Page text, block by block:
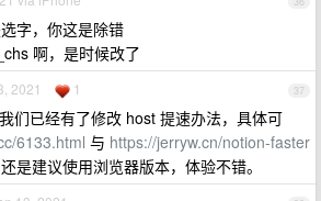
字，你这是除错
啊，是时候改了
37
2021 1
们已经有了修改 host 提速办法，具体可
6133.html 与 https://jerryw.cn/notion-faster
是建议使用浏览器版本，体验不错。